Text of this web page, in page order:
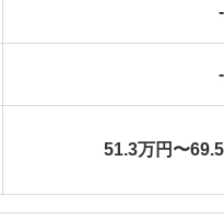
51.3万円〜